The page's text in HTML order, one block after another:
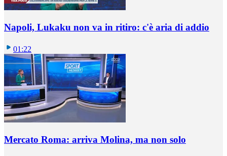
Napoli, Lukaku non va in ritiro: c'è aria di addio
01:22
Mercato Roma: arriva Molina, ma non solo